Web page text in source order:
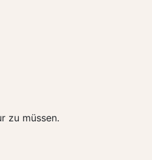
zu müssen.